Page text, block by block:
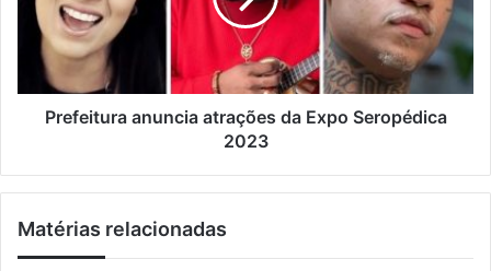
-
i
r
c
i
Prefeitura anuncia atrações da Expo Seropédica
2023
Matérias relacionadas